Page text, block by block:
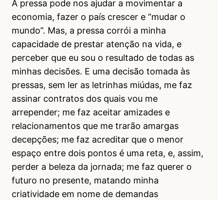
A pressa pode nos ajudar a movimentar a
economia, fazer o país crescer e “mudar o
mundo”. Mas, a pressa corrói a minha
capacidade de prestar atenção na vida, e
perceber que eu sou o resultado de todas as
minhas decisões. E uma decisão tomada às
pressas, sem ler as letrinhas miúdas, me faz
assinar contratos dos quais vou me
arrepender; me faz aceitar amizades e
relacionamentos que me trarão amargas
decepções; me faz acreditar que o menor
espaço entre dois pontos é uma reta, e, assim,
perder a beleza da jornada; me faz querer o
futuro no presente, matando minha
criatividade em nome de demandas